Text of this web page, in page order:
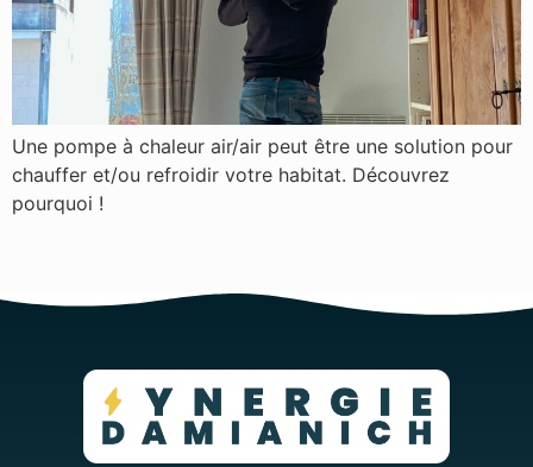
Une pompe à chaleur air/air peut être une solution pour
chauffer et/ou refroidir votre habitat. Découvrez
pourquoi !